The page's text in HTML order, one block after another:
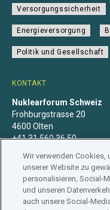
KONTAKT
Nuklearforum Schweiz
Frohburgstrasse 20
4600 Olten
+41 31 560 36 50
Versorgungssicherheit
Energieversorgung
Politik und Gesellschaft
Wir verwenden Cookies,
unserer Website zu
personalisieren, Social-
und unseren
auch unsere Social-